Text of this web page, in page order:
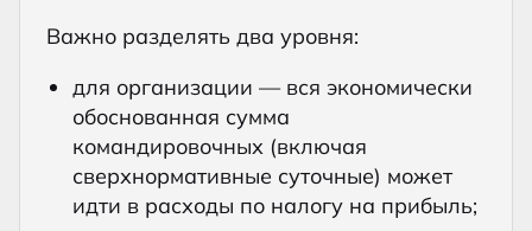
Важно разделять два уровня:
для организации — вся экономически
обоснованная сумма
командировочных (включая
сверхнормативные суточные) может
идти в расходы по налогу на прибыль;